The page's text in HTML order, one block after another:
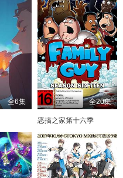
全6集 全20集
恶搞之家第十六季